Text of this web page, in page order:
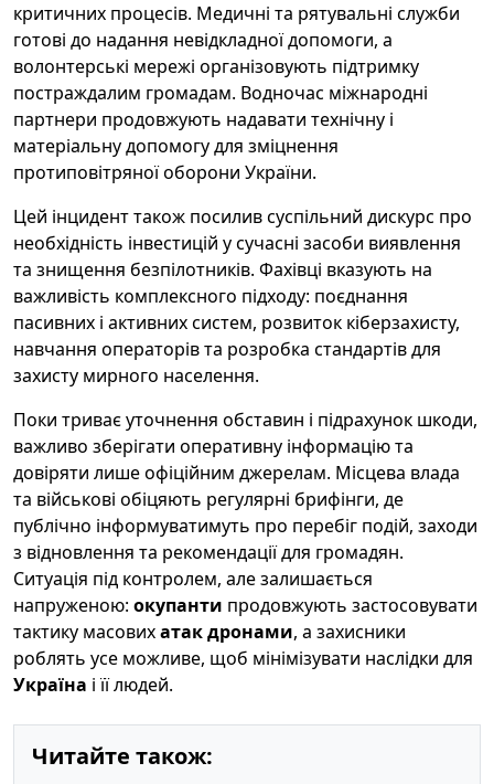
критичних процесів. Медичні та рятувальні служби
готові до надання невідкладної допомоги, а
волонтерські мережі організовують підтримку
постраждалим громадам. Водночас міжнародні
партнери продовжують надавати технічну і
матеріальну допомогу для зміцнення
протиповітряної оборони України.
Цей інцидент також посилив суспільний дискурс про
необхідність інвестицій у сучасні засоби виявлення
та знищення безпілотників. Фахівці вказують на
важливість комплексного підходу: поєднання
пасивних і активних систем, розвиток кіберзахисту,
навчання операторів та розробка стандартів для
захисту мирного населення.
Поки триває уточнення обставин і підрахунок шкоди,
важливо зберігати оперативну інформацію та
довіряти лише офіційним джерелам. Місцева влада
та військові обіцяють регулярні брифінги, де
публічно інформуватимуть про перебіг подій, заходи
з відновлення та рекомендації для громадян.
Ситуація під контролем, але залишається
напруженою: окупанти продовжують застосовувати
тактику масовихатак дронами, а захисники
роблять усе можливе, щоб мінімізувати наслідки для
Україна і її людей.
Читайте також: